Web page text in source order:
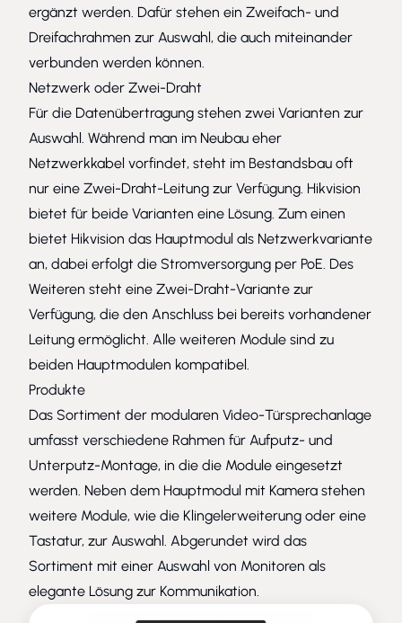
ergänzt werden. Dafür stehen ein Zweifach- und
Dreifachrahmen zur Auswahl, die auch miteinander
verbunden werden können.
Netzwerk oder Zwei-Draht
Für die Datenübertragung stehen zwei Varianten zur
Auswahl. Während man im Neubau eher
Netzwerkkabel vorfindet, steht im Bestandsbau oft
nur eine Zwei-Draht-Leitung zur Verfügung. Hikvision
bietet für beide Varianten eine Lösung. Zum einen
bietet Hikvision das Hauptmodul als Netzwerkvariante
an, dabei erfolgt die Stromversorgung per PoE. Des
Weiteren steht eine Zwei-Draht-Variante zur
Verfügung, die den Anschluss bei bereits vorhandener
Leitung ermöglicht. Alle weiteren Module sind zu
beiden Hauptmodulen kompatibel.
Produkte
Das Sortiment der modularen Video-Türsprechanlage
umfasst verschiedene Rahmen für Aufputz- und
Unterputz-Montage, in die die Module eingesetzt
werden. Neben dem Hauptmodul mit Kamera stehen
weitere Module, wie die Klingelerweiterung oder eine
Tastatur, zur Auswahl. Abgerundet wird das
Sortiment mit einer Auswahl von Monitoren als
elegante Lösung zur Kommunikation.